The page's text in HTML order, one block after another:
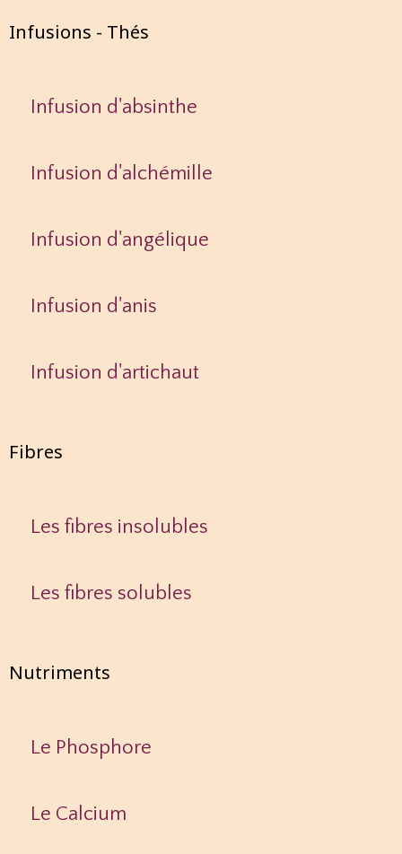
Infusions - Thés
Infusion d'absinthe
Infusion d'alchémille
Infusion d'angélique
Infusion d'anis
Infusion d'artichaut
Fibres
Les fibres insolubles
Les fibres solubles
Nutriments
Le Phosphore
Le Calcium